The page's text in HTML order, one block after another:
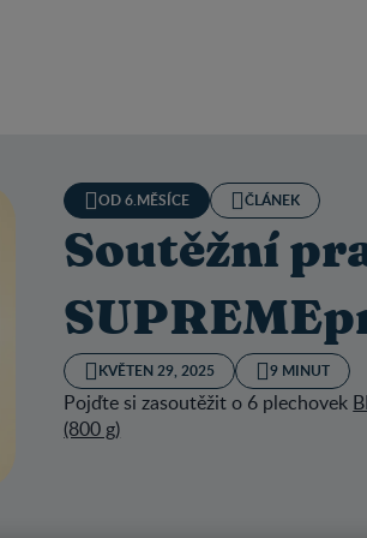
OD 6.MĚSÍCE ČLÁNEK
Soutěžní
KVĚTEN 29, 2025 9 MINUT
Pojďte si zasoutěžit o 6 plechovek
(800 g)